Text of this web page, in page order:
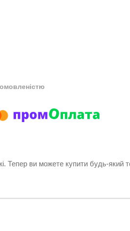
Тепер ви можете купити будь-який